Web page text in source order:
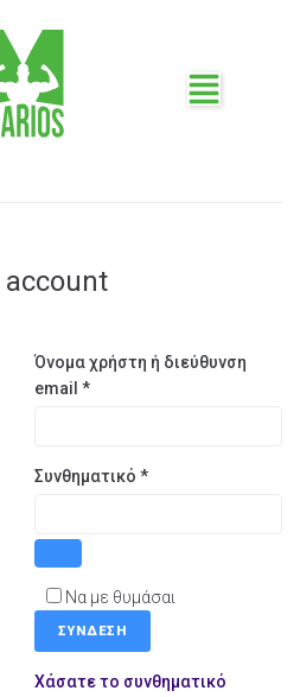
account
Όνομα χρήστη ή διεύθυνση
email *
Συνθηματικό *
Να με θυμάσαι
ΣΎΝΔΕΣΗ
Χάσατε το συνθηματικό